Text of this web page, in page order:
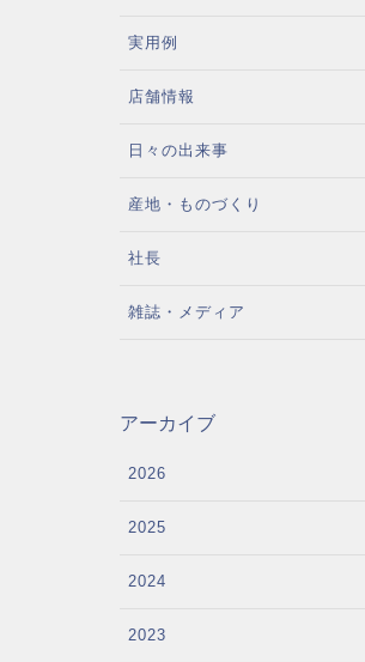
実用例
店舗情報
日々の出来事
産地・ものづくり
社長
雑誌・メディア
アーカイブ
2026
2025
2024
2023